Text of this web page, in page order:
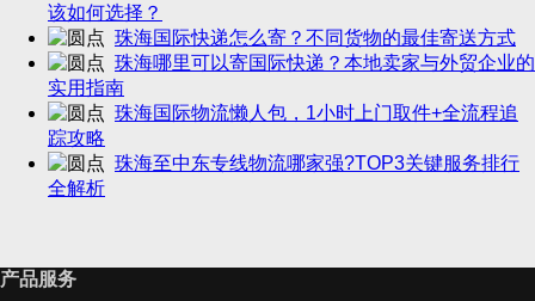
该如何选择？
珠海国际快递怎么寄？不同货物的最佳寄送方式
珠海哪里可以寄国际快递？本地卖家与外贸企业的
实用指南
珠海国际物流懒人包，1小时上门取件+全流程追
踪攻略
珠海至中东专线物流哪家强?TOP3关键服务排行
全解析
产品服务